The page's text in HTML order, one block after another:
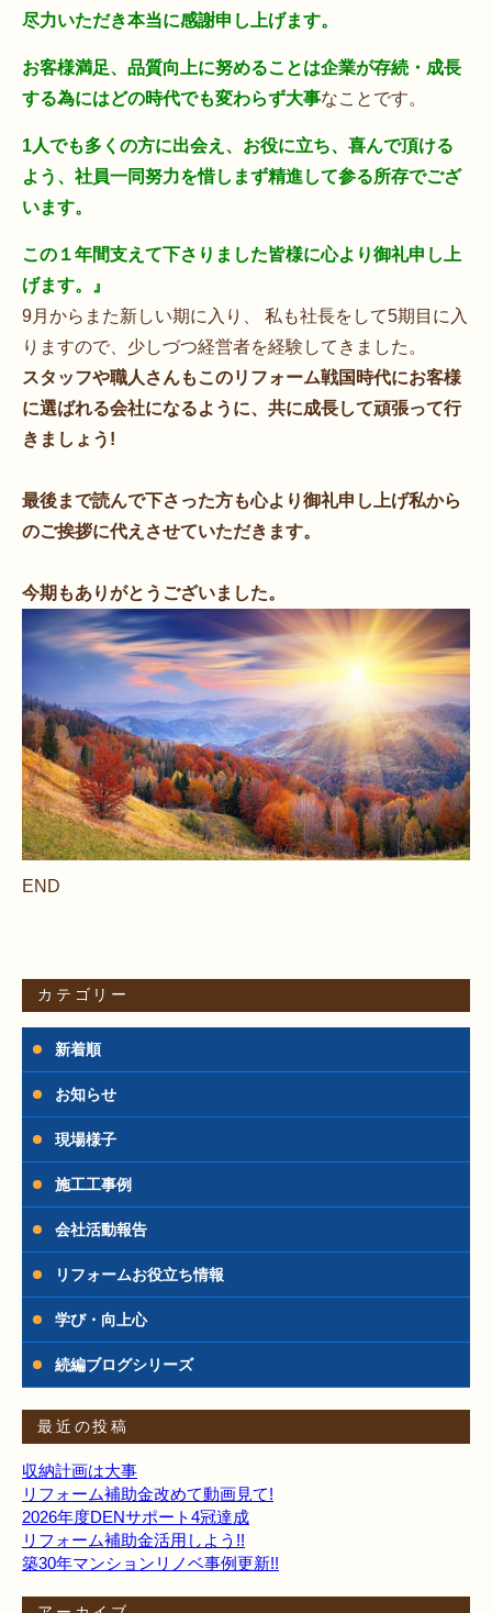
尽力いただき本当に感謝申し上げます。
お客様満足、品質向上に努めることは企業が存続・成長
する為にはどの時代でも変わらず大事なことです。
1人でも多くの方に出会え、お役に立ち、喜んで頂ける
よう、社員一同努力を惜しまず精進して参る所存でござ
います。
この１年間支えて下さりました皆様に心より御礼申し上
げます。』
9月からまた新しい期に入り、 私も社長をして5期目に入
りますので、少しづつ経営者を経験してきました。
スタッフや職人さんもこのリフォーム戦国時代にお客様
に選ばれる会社になるように、共に成長して頑張って行
きましょう!
最後まで読んで下さった方も心より御礼申し上げ私から
のご挨拶に代えさせていただきます。
今期もありがとうございました。
END
カテゴリー
新着順
お知らせ
現場様子
施工工事例
会社活動報告
リフォームお役立ち情報
学び・向上心
続編ブログシリーズ
最近の投稿
収納計画は大事
リフォーム補助金改めて動画見て!
2026年度DENサポート4冠達成
リフォーム補助金活用しよう!!
築30年マンションリノベ事例更新!!